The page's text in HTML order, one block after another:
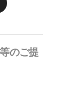
のご提